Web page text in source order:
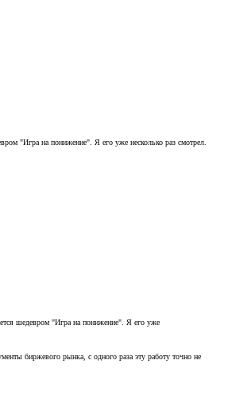
"Игра на понижение". Я его уже несколько раз смотрел.
шедевром "Игра на понижение". Я его уже
биржевого рынка, с одного раза эту работу точно не